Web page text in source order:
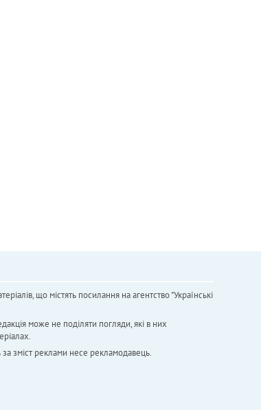
що містять посилання на агентство "Українськi
може не поділяти погляди, які в них
за зміст реклами несе рекламодавець.